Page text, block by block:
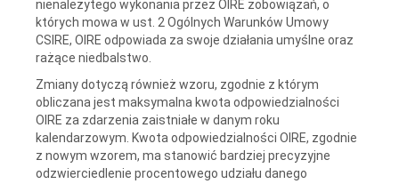
nienależytego wykonania przez OIRE zobowiązań, o
których mowa w ust. 2 Ogólnych Warunków Umowy
CSIRE, OIRE odpowiada za swoje działania umyślne oraz
rażące niedbalstwo.
Zmiany dotyczą również wzoru, zgodnie z którym
obliczana jest maksymalna kwota odpowiedzialności
OIRE za zdarzenia zaistniałe w danym roku
kalendarzowym. Kwota odpowiedzialności OIRE, zgodnie
z nowym wzorem, ma stanowić bardziej precyzyjne
odzwierciedlenie procentowego udziału danego